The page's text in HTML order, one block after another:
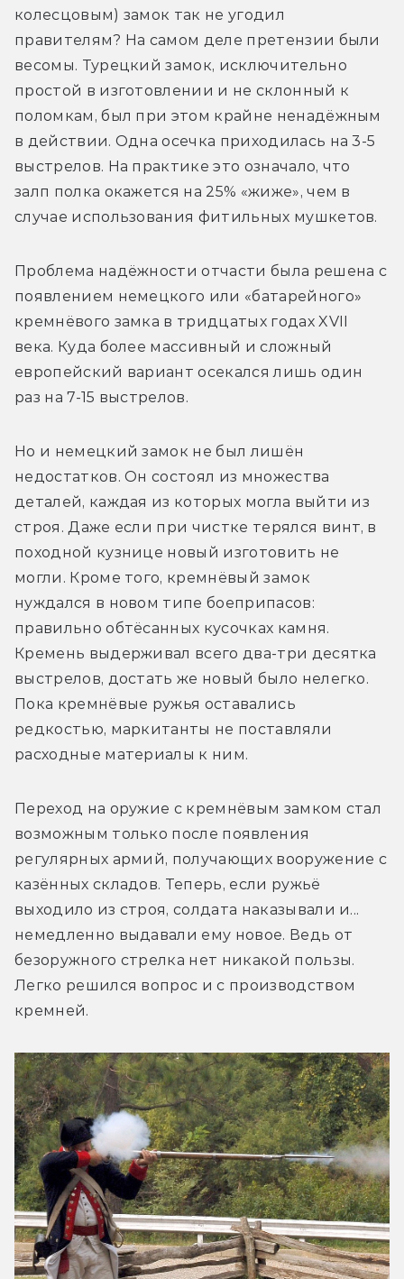
колесцовым) замок так не угодил
правителям? На самом деле претензии были
весомы. Турецкий замок, исключительно
простой в изготовлении и не склонный к
поломкам, был при этом крайне ненадёжным
в действии. Одна осечка приходилась на 3-5
выстрелов. На практике это означало, что
залп полка окажется на 25% «жиже», чем в
случае использования фитильных мушкетов.
Проблема надёжности отчасти была решена с
появлением немецкого или «батарейного»
кремнёвого замка в тридцатых годах XVII
века. Куда более массивный и сложный
европейский вариант осекался лишь один
раз на 7-15 выстрелов.
Но и немецкий замок не был лишён
недостатков. Он состоял из множества
деталей, каждая из которых могла выйти из
строя. Даже если при чистке терялся винт, в
походной кузнице новый изготовить не
могли. Кроме того, кремнёвый замок
нуждался в новом типе боеприпасов:
правильно обтёсанных кусочках камня.
Кремень выдерживал всего два-три десятка
выстрелов, достать же новый было нелегко.
Пока кремнёвые ружья оставались
редкостью, маркитанты не поставляли
расходные материалы к ним.
Переход на оружие с кремнёвым замком стал
возможным только после появления
регулярных армий, получающих вооружение с
казённых складов. Теперь, если ружьё
выходило из строя, солдата наказывали и...
немедленно выдавали ему новое. Ведь от
безоружного стрелка нет никакой пользы.
Легко решился вопрос и с производством
кремней.